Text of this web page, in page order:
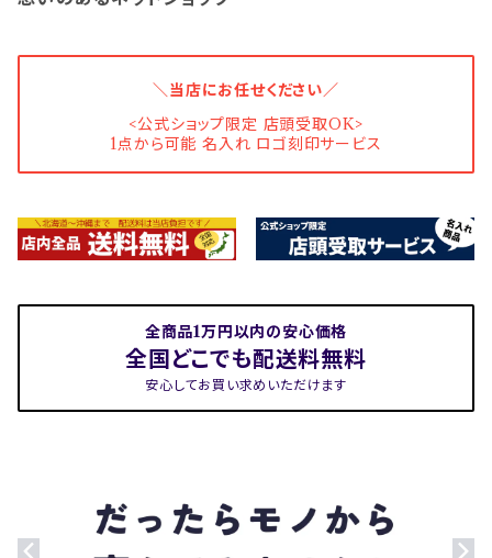
＼当店にお任せください／
<公式ショップ限定 店頭受取OK>
1点から可能 名入れ ロゴ刻印サービス
全商品1万円以内の安心価格
全国どこでも配送料無料
安心してお買い求めいただけます